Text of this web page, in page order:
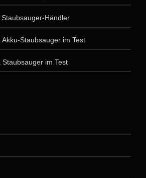
Händler
Staubsauger im Test
im Test